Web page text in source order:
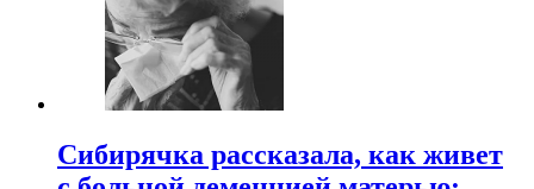
Сибирячка рассказала, как живет